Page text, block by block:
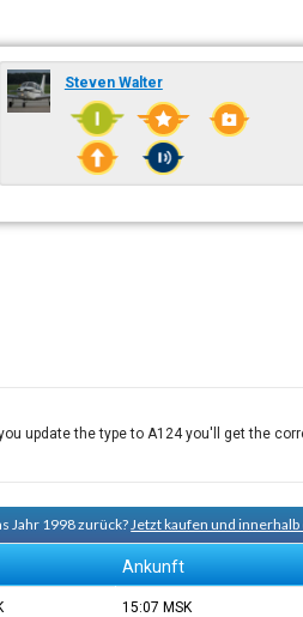
Steven Walter
update the type to A124 you'll get the
Jahr 1998 zurück?Jetzt kaufen und
Ankunft
15:07 MSK